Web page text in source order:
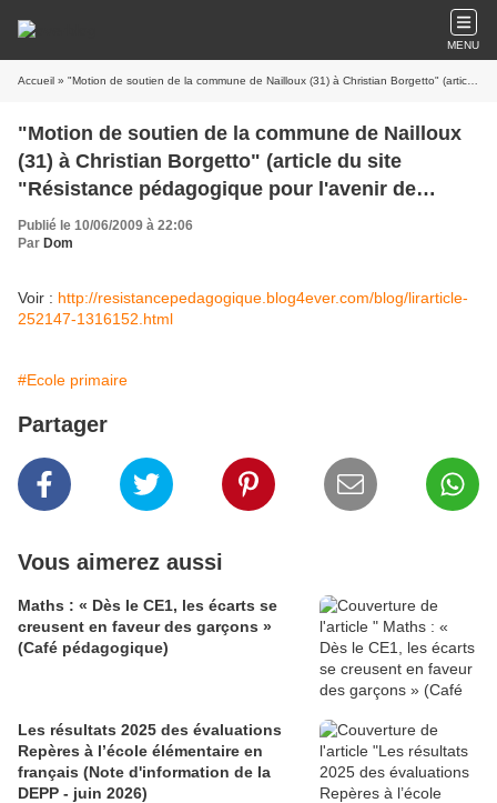
MENU
Accueil » "Motion de soutien de la commune de Nailloux (31) à Christian Borgetto" (article du site "Résistance pédagogique pour l'avenir de l'école")
"Motion de soutien de la commune de Nailloux
(31) à Christian Borgetto" (article du site
"Résistance pédagogique pour l'avenir de
l'école")
Publié le 10/06/2009 à 22:06
Par Dom
Voir : http://resistancepedagogique.blog4ever.com/blog/lirarticle-
252147-1316152.html
#Ecole primaire
Partager
Vous aimerez aussi
Maths : « Dès le CE1, les écarts se
creusent en faveur des garçons »
(Café pédagogique)
Les résultats 2025 des évaluations
Repères à l’école élémentaire en
français (Note d'information de la
DEPP - juin 2026)